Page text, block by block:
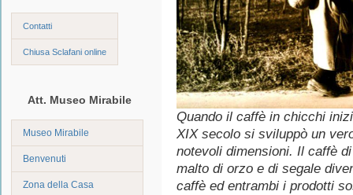
Contatti
Chiusa Sclafani online
Att. Museo Mirabile
Museo Mirabile
Benvenuti
Zona della Casa
Quando il caffè in chicchi
XIX secolo si sviluppò un
notevoli dimensioni. Il caffè
malto di orzo e di segale
caffè ed entrambi i prodotti